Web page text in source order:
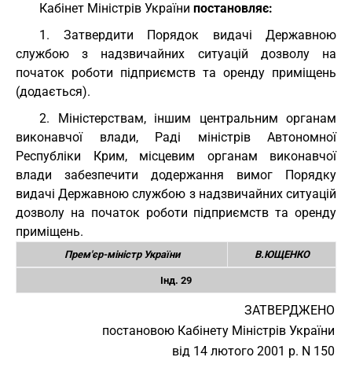
Кабінет Міністрів України постановляє:
1. Затвердити Порядок видачі Державною
службою з надзвичайних ситуацій дозволу на
початок роботи підприємств та оренду приміщень
(додається).
2. Міністерствам, іншим центральним органам
виконавчої влади, Раді міністрів Автономної
Республіки Крим, місцевим органам виконавчої
влади забезпечити додержання вимог Порядку
видачі Державною службою з надзвичайних ситуацій
дозволу на початок роботи підприємств та оренду
приміщень.
Прем'єр-міністр України В.ЮЩЕНКО
Інд. 29
ЗАТВЕРДЖЕНО
постановою Кабінету Міністрів України
від 14 лютого 2001 р. N 150